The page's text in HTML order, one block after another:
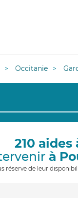
Occitanie
210
à
réserve de leur